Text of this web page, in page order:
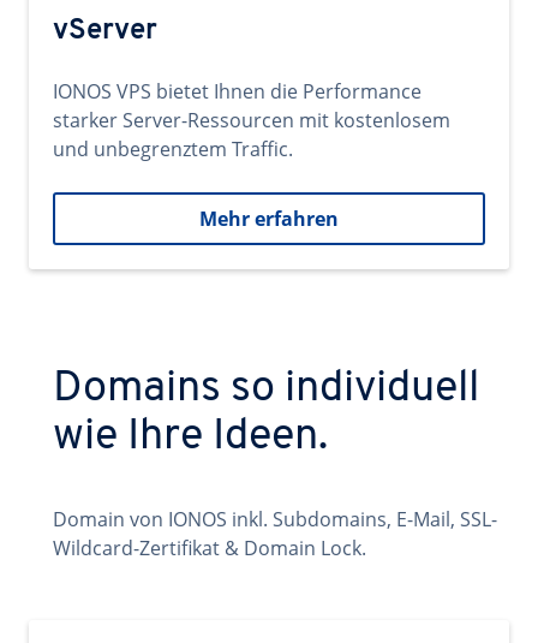
vServer
IONOS VPS bietet Ihnen die Performance
starker Server-Ressourcen mit kostenlosem
und unbegrenztem Traffic.
Mehr erfahren
Domains so individuell
wie Ihre Ideen.
Domain von IONOS inkl. Subdomains, E-Mail, SSL-
Wildcard-Zertifikat & Domain Lock.